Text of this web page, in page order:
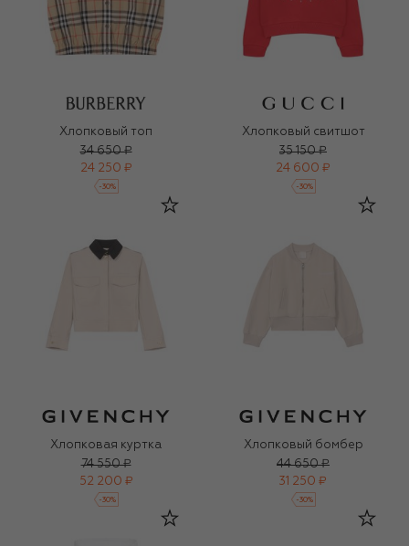
Хлопковый топ
34 650 ₽
24 250 ₽
-30%
Хлопковый свитшот
35 150 ₽
24 600 ₽
-30%
Хлопковая куртка
74 550 ₽
52 200 ₽
-30%
Хлопковый бомбер
44 650 ₽
31 250 ₽
-30%